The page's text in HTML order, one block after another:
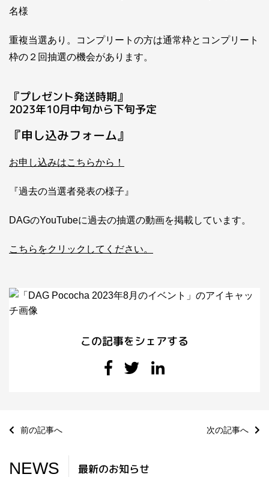
名様
重複当選あり。コンプリートの方は通常枠とコンプリート
枠の２回抽選の機会があります。
『プレゼント発送時期』
2023年10月中旬から下旬予定
『申し込みフォーム』
お申し込みはこちらから！
『過去の当選者発表の様子』
DAGのYouTubeに過去の抽選の動画を掲載しています。
こちらをクリックしてください。
この記事をシェアする
前の記事へ 次の記事へ
NEWS 最新のお知らせ